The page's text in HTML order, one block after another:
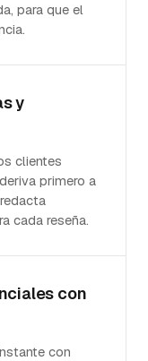
para que el
y
clientes
primero a
cada reseña.
con
con